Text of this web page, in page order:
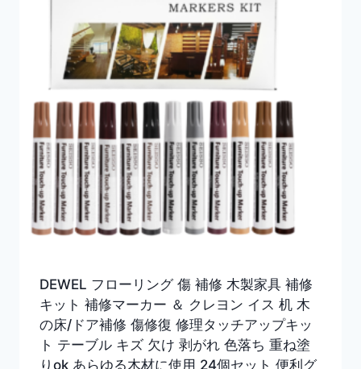
DEWEL フローリング 傷 補修 木製家具 補修
キット 補修マーカー ＆ クレヨン イス 机 木
の床/ドア補修 傷修復 修理タッチアップキッ
ト テーブル キズ 欠け 剥がれ 色落ち 重ね塗
りok あらゆる木材に使用 24個セット 便利グ